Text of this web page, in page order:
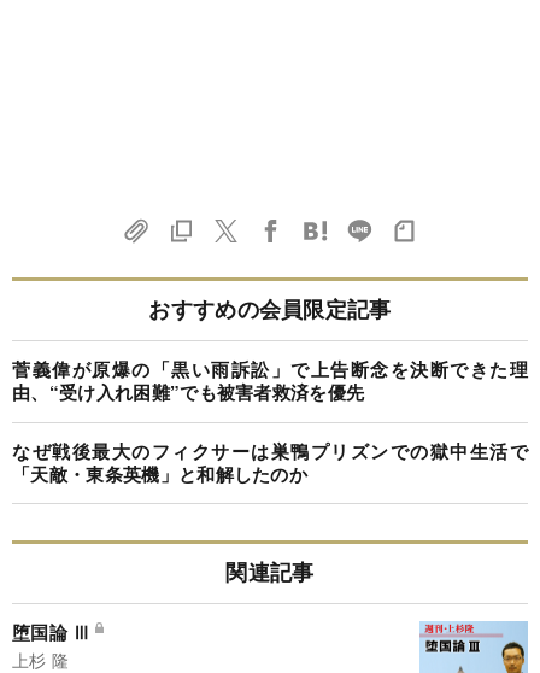
おすすめの会員限定記事
菅義偉が原爆の「黒い雨訴訟」で上告断念を決断できた理
由、“受け入れ困難”でも被害者救済を優先
なぜ戦後最大のフィクサーは巣鴨プリズンでの獄中生活で
「天敵・東条英機」と和解したのか
関連記事
堕国論 Ⅲ
上杉 隆